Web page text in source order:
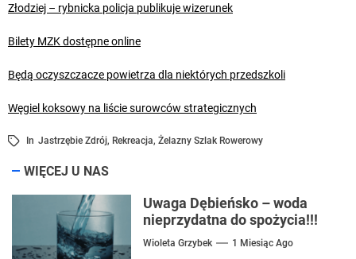
Złodziej – rybnicka policja publikuje wizerunek
Bilety MZK dostępne online
Będą oczyszczacze powietrza dla niektórych przedszkoli
Węgiel koksowy na liście surowców strategicznych
In Jastrzębie Zdrój, Rekreacja, Żelazny Szlak Rowerowy
WIĘCEJ U NAS
Uwaga Dębieńsko – woda
nieprzydatna do spożycia!!!
Wioleta Grzybek 1 Miesiąc Ago